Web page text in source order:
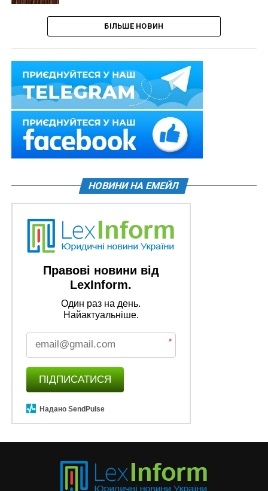
БІЛЬШЕ НОВИН
НОВИНИ НА ЕМЕЙЛ
Правові новини від
LexInform.
Один раз на день.
Найактуальніше.
*
ПІДПИСАТИСЯ
Надано SendPulse